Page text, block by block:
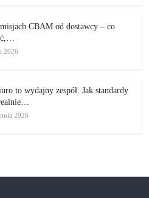
CBAM od dostawcy – co
2026
to wydajny zespół. Jak standardy
2026